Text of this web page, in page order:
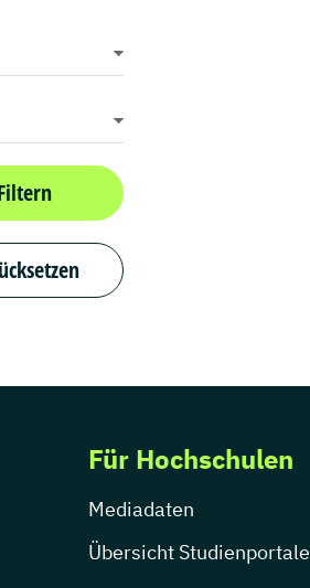
Für Hochschulen
Mediadaten
Übersicht Studienportale